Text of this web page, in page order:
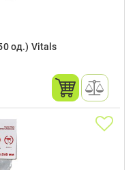
од.) Vitals